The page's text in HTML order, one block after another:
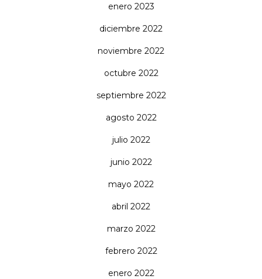
enero 2023
diciembre 2022
noviembre 2022
octubre 2022
septiembre 2022
agosto 2022
julio 2022
junio 2022
mayo 2022
abril 2022
marzo 2022
febrero 2022
enero 2022